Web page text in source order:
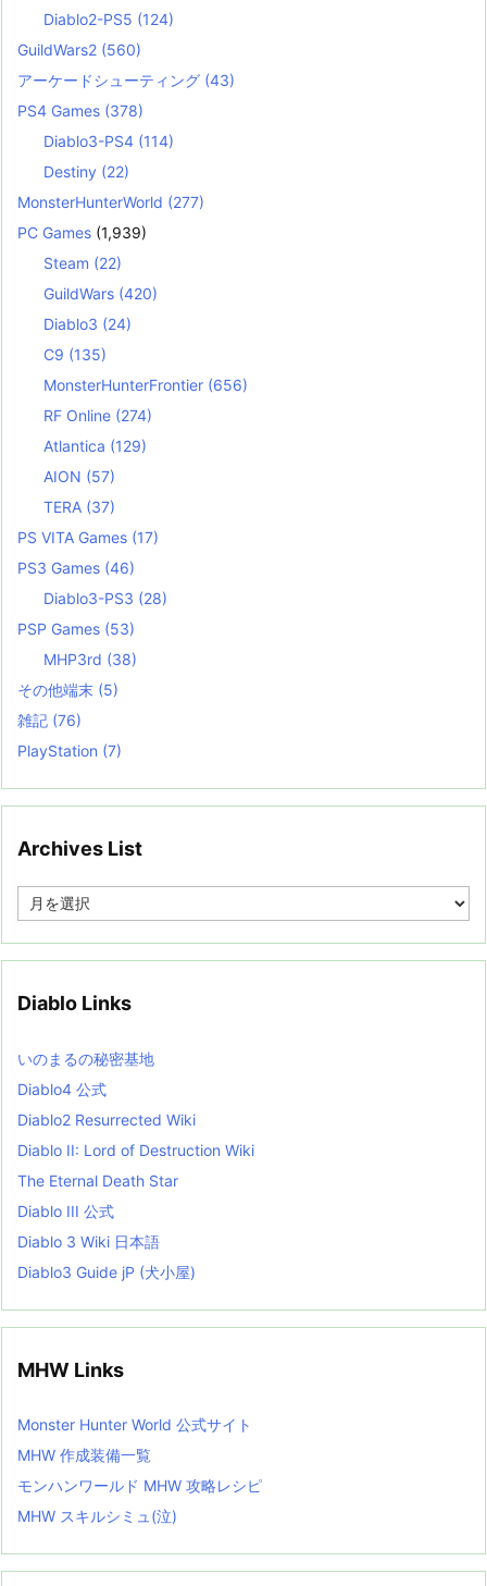
Diablo2-PS5 (124)
GuildWars2 (560)
アーケードシューティング (43)
PS4 Games (378)
Diablo3-PS4 (114)
Destiny (22)
MonsterHunterWorld (277)
PC Games (1,939)
Steam (22)
GuildWars (420)
Diablo3 (24)
C9 (135)
MonsterHunterFrontier (656)
RF Online (274)
Atlantica (129)
AION (57)
TERA (37)
PS VITA Games (17)
PS3 Games (46)
Diablo3-PS3 (28)
PSP Games (53)
MHP3rd (38)
その他端末 (5)
雑記 (76)
PlayStation (7)
Archives List
e
i
s
t
Diablo Links
いのまるの秘密基地
Diablo4 公式
Diablo2 Resurrected Wiki
Diablo II: Lord of Destruction Wiki
The Eternal Death Star
Diablo III 公式
Diablo 3 Wiki 日本語
Diablo3 Guide jP (犬小屋)
MHW Links
Monster Hunter World 公式サイト
MHW 作成装備一覧
モンハンワールド MHW 攻略レシピ
MHW スキルシミュ(泣)